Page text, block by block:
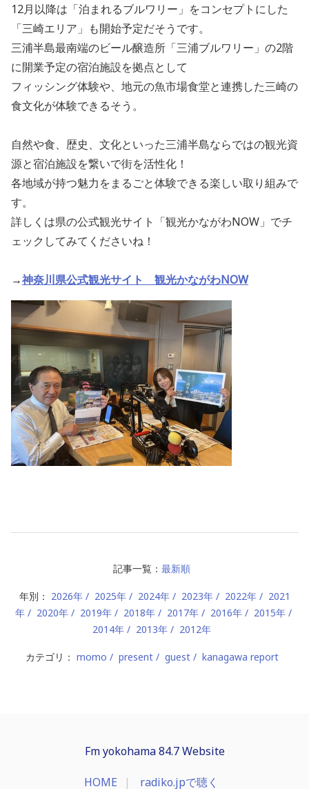
12月以降は「泊まれるブルワリー」をコンセプトにした
「三崎エリア」も開始予定だそうです。
三浦半島最南端のビール醸造所「三浦ブルワリー」の2階
に開業予定の宿泊施設を拠点として
フィッシング体験や、地元の魚市場食堂と連携した三崎の
食文化が体験できるそう。
自然や食、歴史、文化といった三浦半島ならではの観光資
源と宿泊施設を繋いで街を活性化！
各地域が持つ魅力をまるごと体験できる楽しい取り組みで
す。
詳しくは県の公式観光サイト「観光かながわNOW」でチ
ェックしてみてくださいね！
→神奈川県公式観光サイト 観光かながわNOW
記事一覧： 最新順
年別： 2026年 2025年 2024年 2023年 2022年
2021
年
2020年 2019年 2018年 2017年 2016年
2015年
2014年
2013年 2012年
カテゴリ： momo present guest kanagawa report
Fm yokohama 84.7 Website
HOME radiko.jpで聴く